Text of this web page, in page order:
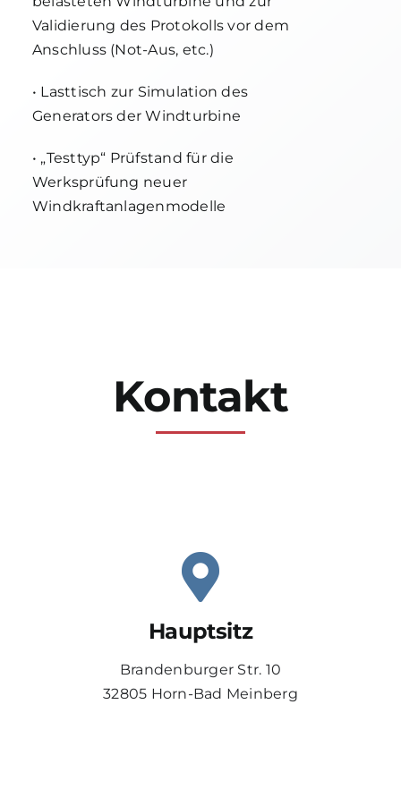
Validierung des Protokolls vor dem
Anschluss (Not-Aus, etc.)
• Lasttisch zur Simulation des
Generators der Windturbine
• „Testtyp“ Prüfstand für die
Werksprüfung neuer
Windkraftanlagenmodelle
Kontakt
Hauptsitz
Brandenburger Str. 10
32805 Horn-Bad Meinberg